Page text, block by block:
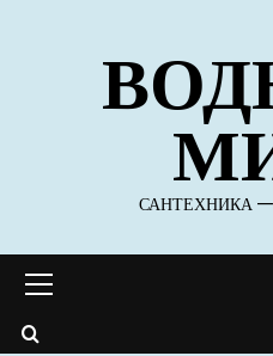
содержимому
САНТЕХНИКА
меню